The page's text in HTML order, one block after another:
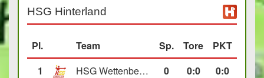
HSG Hinterland
Pl. Team Sp. Tore
PKT
1
HSG Wettenberg III 0 0:0
0:0